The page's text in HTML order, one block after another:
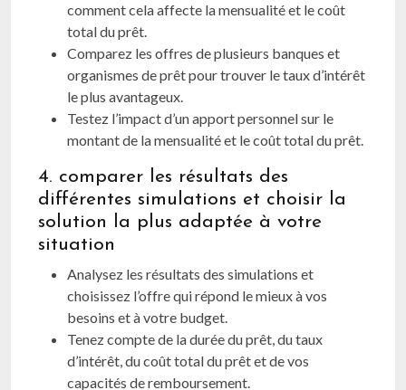
comment cela affecte la mensualité et le coût
total du prêt.
Comparez les offres de plusieurs banques et
organismes de prêt pour trouver le taux d’intérêt
le plus avantageux.
Testez l’impact d’un apport personnel sur le
montant de la mensualité et le coût total du prêt.
4. comparer les résultats des
différentes simulations et choisir la
solution la plus adaptée à votre
situation
Analysez les résultats des simulations et
choisissez l’offre qui répond le mieux à vos
besoins et à votre budget.
Tenez compte de la durée du prêt, du taux
d’intérêt, du coût total du prêt et de vos
capacités de remboursement.